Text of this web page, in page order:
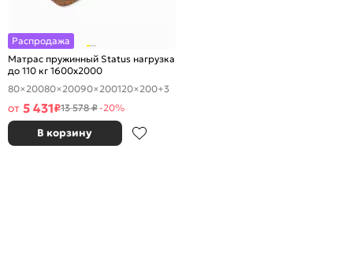
Распродажа
Матрас пружинный Status нагрузка
до 110 кг 1600x2000
80×20080×20090×200120×200+3
от 5 431₽13 578 ₽-20%
В корзину